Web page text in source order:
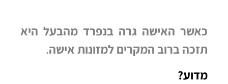
כאשר האישה גרה בנפרד מהבעל היא
תזכה ברוב המקרים למזונות אישה.
מדוע?